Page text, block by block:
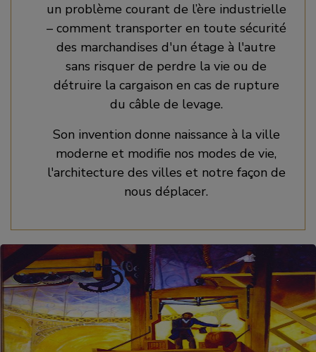
un problème courant de l’ère industrielle
– comment transporter en toute sécurité
des marchandises d'un étage à l'autre
sans risquer de perdre la vie ou de
détruire la cargaison en cas de rupture
du câble de levage.
Son invention donne naissance à la ville
moderne et modifie nos modes de vie,
l'architecture des villes et notre façon de
nous déplacer.